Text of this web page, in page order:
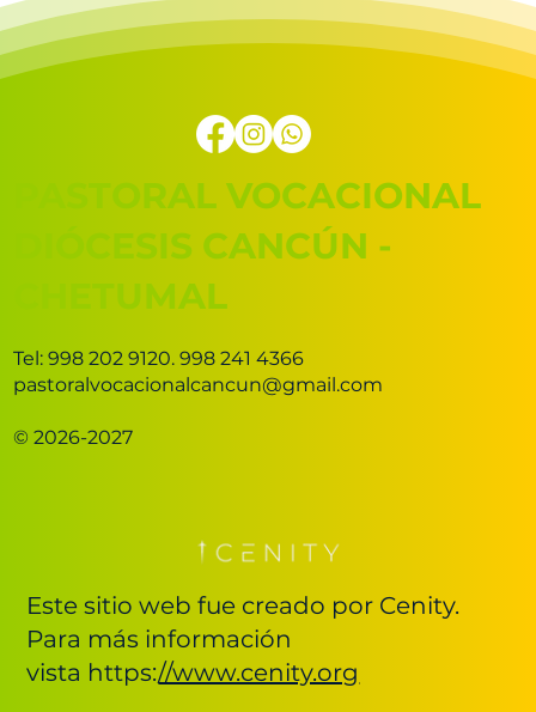
Este sitio web fue creado por Cenity.
Para más información
vista https://www.cenity.org
PASTORAL VOCACIONAL
DIÓCESIS CANCÚN -
CHETUMAL
Tel: 998 202 9120. 998 241 4366
pastoralvocacionalcancun@gmail.com
© 2026-2027